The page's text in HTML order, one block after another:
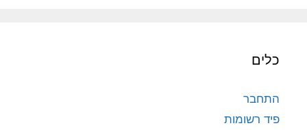
כלים
התחבר
פיד רשומות